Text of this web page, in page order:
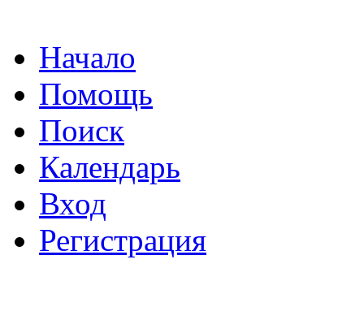
Начало
Помощь
Поиск
Календарь
Вход
Регистрация